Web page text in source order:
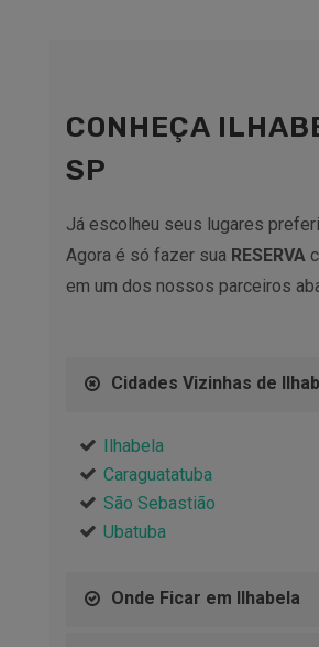
CONHEÇA
SP
Já escolheu seus lugares
Agora é só fazer sua RESERVA
em um dos nossos parceiros
Cidades Vizinhas de
Ilhabela
Caraguatatuba
São Sebastião
Ubatuba
Onde Ficar em Ilhabela